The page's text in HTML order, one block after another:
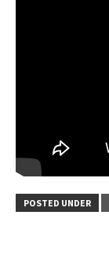
POSTED UNDER